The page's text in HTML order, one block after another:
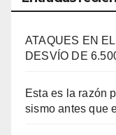
ATAQUES EN
DESVÍO DE
Esta es la razón
sismo antes que